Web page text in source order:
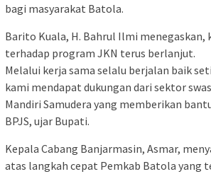
bagi masyarakat Batola.
Barito Kuala, H. Bahrul Ilmi
terhadap program JKN terus berlanjut.
Melalui kerja sama selalu berjalan baik
kami mendapat dukungan dari sektor
Mandiri Samudera yang memberikan
BPJS, ujar Bupati.
Kepala Cabang Banjarmasin, Asmar,
atas langkah cepat Pemkab Batola yang